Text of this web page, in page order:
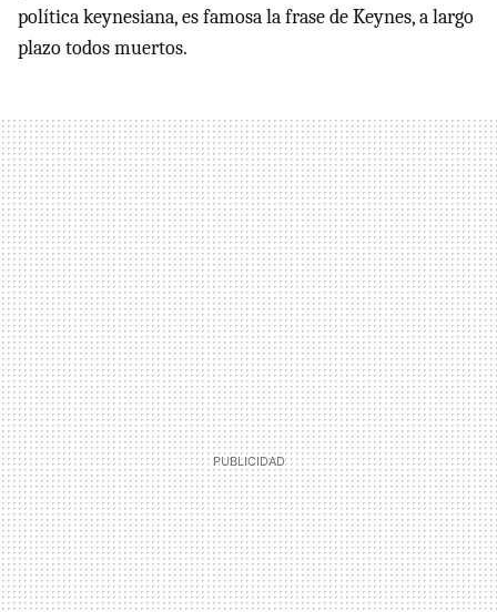
política keynesiana, es famosa la frase de Keynes, a largo
plazo todos muertos.